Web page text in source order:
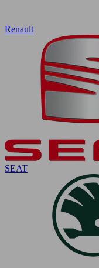
Renault
SEAT